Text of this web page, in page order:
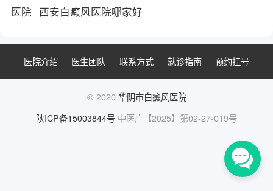
医院 西安白癜风医院哪家好
医院介绍 医生团队 联系方式 就诊指南 预约挂号
© 2020 华阴市白癜风医院
陕ICP备15003844号 中医广【2025】第02-27-019号